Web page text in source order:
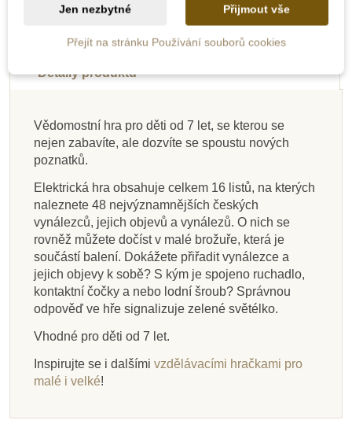
Skladem
Safari Ltd. Figurka -
Parasaurolophus
287 Kč319 Kč
Přidat do košíku
Safari Ltd.
Liopleurodon
212 Kč236 Kč
Zobrazit detail
Skladem
Safari Ltd. Tuba -
Divoký západ
400 Kč444 Kč
Přidat do košíku
Safari Ltd. Figurka -
Camarasaurus
537 Kč597 Kč
Přidat do košíku
Skladem
Safari Ltd. Figurka -
Ichthyosaurus
224 Kč249 Kč
Přidat do košíku
Safari Ltd. Figurka -
Líhnoucí draci
138 Kč153 Kč
Přidat do košíku
Skladem
Safari Ltd.
Iguanodon
293 Kč325 Kč
Přidat do košíku
Safari Ltd. Figurka -
Tylosaurus
267 Kč297 Kč
Zobrazit detail
Popis
Detaily produktu
Vědomostní hra pro děti od 7 let, se kterou se
nejen zabavíte, ale dozvíte se spoustu nových
poznatků.
Elektrická hra obsahuje celkem 16 listů, na kterých
naleznete 48 nejvýznamnějších českých
vynálezců, jejich objevů a vynálezů. O nich se
rovněž můžete dočíst v malé brožuře, která je
součástí balení. Dokážete přiřadit vynálezce a
jejich objevy k sobě? S kým je spojeno ruchadlo,
kontaktní čočky a nebo lodní šroub? Správnou
odpověď ve hře signalizuje zelené světélko.
Vhodné pro děti od 7 let.
Inspirujte se i dalšími vzdělávacími hračkami pro
malé i velké!
Jen nezbytné Přijmout vše
Přejít na stránku Používání souborů cookies